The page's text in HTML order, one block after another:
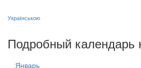
Українською
Подробный календарь
Январь